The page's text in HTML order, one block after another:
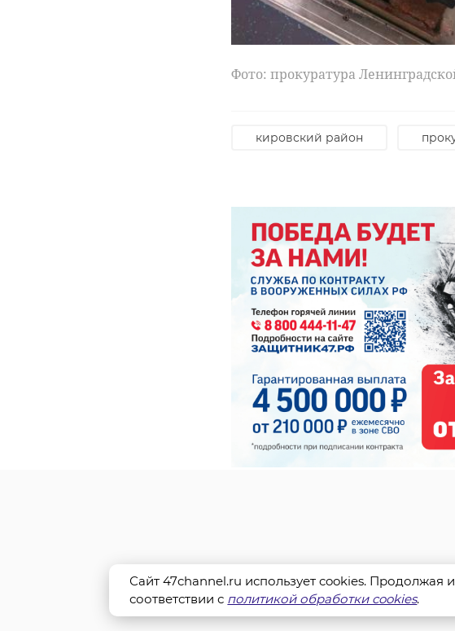
Фото: прокуратура
кировский район
Сайт 47channel.ru использует cookies. Продолжая
соответствии с политикой обработки cookies.